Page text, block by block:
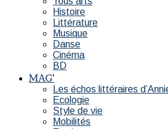
Histoire
Littérature
Musique
Danse
Cinéma
BD
MAG’
Les échos littéraires
Ecologie
Style de vie
Mobilités